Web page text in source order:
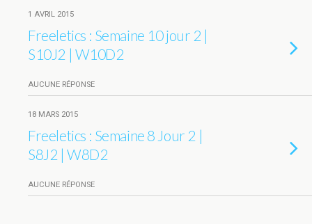
1 AVRIL 2015
Freeletics : Semaine 10 jour 2 |
S10J2 | W10D2
AUCUNE RÉPONSE
18 MARS 2015
Freeletics : Semaine 8 Jour 2 |
S8J2 | W8D2
AUCUNE RÉPONSE